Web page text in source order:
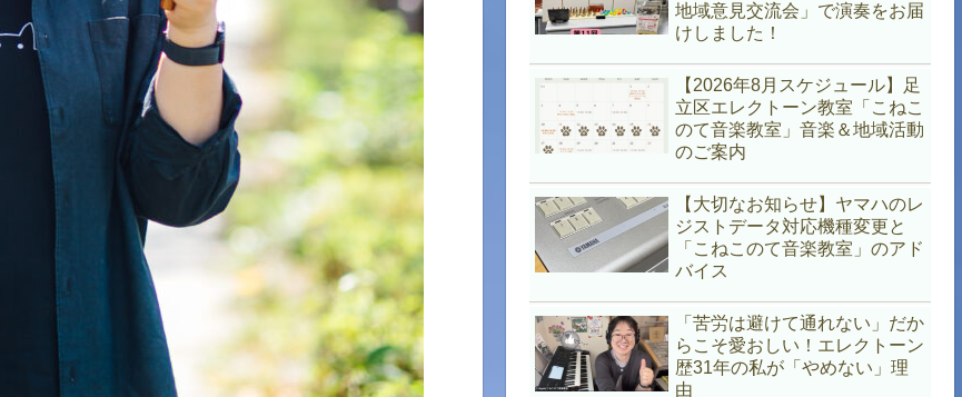
地域意見交流会」で演奏をお届
けしました！
【2026年8月スケジュール】足
立区エレクトーン教室「こねこ
のて音楽教室」音楽＆地域活動
のご案内
【大切なお知らせ】ヤマハのレ
ジストデータ対応機種変更と
「こねこのて音楽教室」のアド
バイス
「苦労は避けて通れない」だか
らこそ愛おしい！エレクトーン
歴31年の私が「やめない」理
由